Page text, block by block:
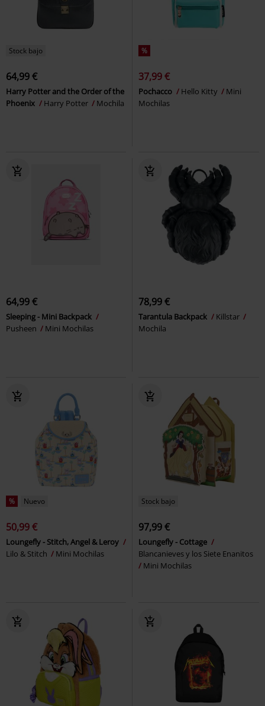
Stock bajo
64,99 €
Harry Potter and the Order of the
Phoenix
Harry Potter Mochila
%
37,99 €
Pochacco Hello Kitty
Mini
Mochilas
64,99 €
Sleeping - Mini Backpack
Pusheen
Mini Mochilas
78,99 €
Tarantula Backpack
Killstar
Mochila
% Nuevo
50,99 €
Loungefly - Stitch, Angel & Leroy
Lilo & Stitch
Mini Mochilas
Stock bajo
97,99 €
Loungefly - Cottage
Blancanieves y los Siete Enanitos
Mini Mochilas